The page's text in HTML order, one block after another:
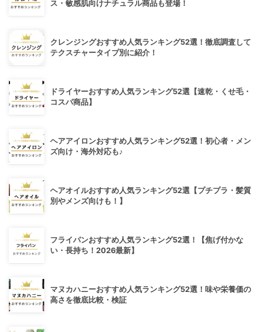
ス・敏感肌向けナチュラル商品も登場！
クレンジングおすすめ人気ランキング52選！徹底調査して
テクスチャータイプ別に紹介！
ドライヤーおすすめ人気ランキング52選【速乾・くせ毛・
コスパ商品】
ヘアアイロンおすすめ人気ランキング52選！初心者・メン
ズ向け・海外対応も♪
ヘアオイルおすすめ人気ランキング52選【プチプラ・髪質
別やメンズ向けも！】
フライパンおすすめ人気ランキング52選！【焦げ付かな
い・長持ち！2026最新】
マヌカハニーおすすめ人気ランキング52選！味や栄養価の
高さを徹底比較・検証